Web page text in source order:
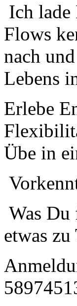
Ich
Flows
nach
Lebens
Erlebe
Übe in
Was
etwas